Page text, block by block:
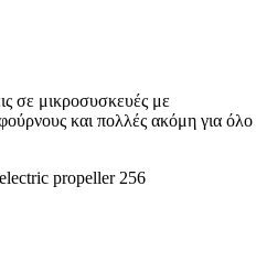
σε μικροσυσκευές με
και πολλές ακόμη για όλο